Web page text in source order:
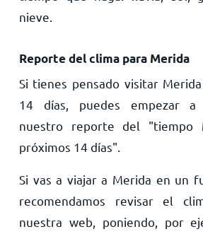
nieve.
Reporte del clima para Merida
Si tienes pensado visitar
14 días, puedes empezar a
nuestro reporte del "tiempo
próximos 14 días".
Si vas a viajar a Merida en un
recomendamos revisar el
nuestra web, poniendo, por